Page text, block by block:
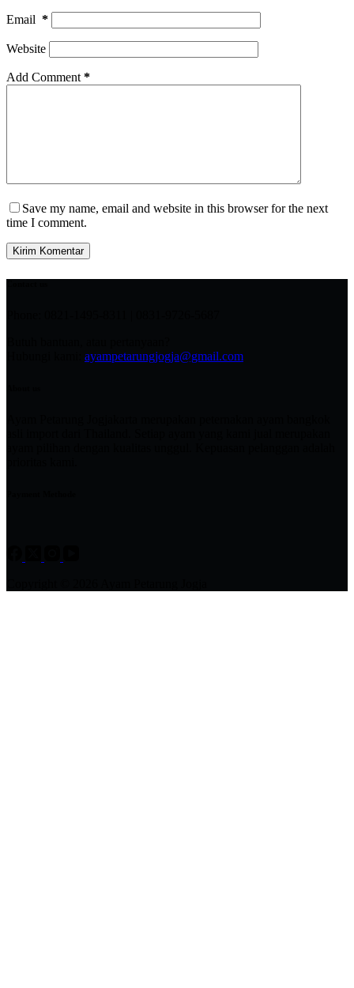
Email *
Website
Add Comment *
Save my name, email and website in this browser for the next
time I comment.
Kirim Komentar
ayampetarungjogja@gmail.com